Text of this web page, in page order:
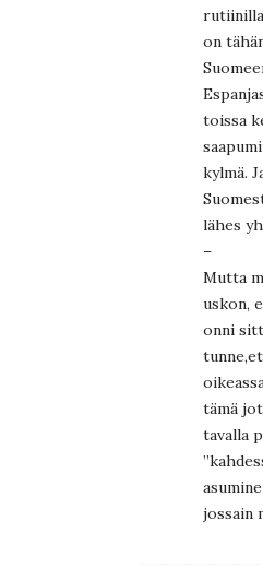
on
toissa
kylmä.
lähes
–
Mutta
uskon,
onni
tämä
tavalla
jossain